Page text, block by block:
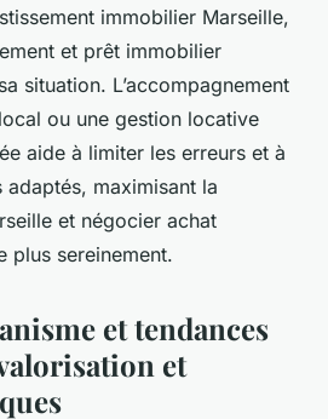
immobilier Marseille,
et prêt immobilier
situation. L’accompagnement
ou une gestion locative
aide à limiter les erreurs et à
maximisant la
et négocier achat
plus sereinement.
et tendances
et